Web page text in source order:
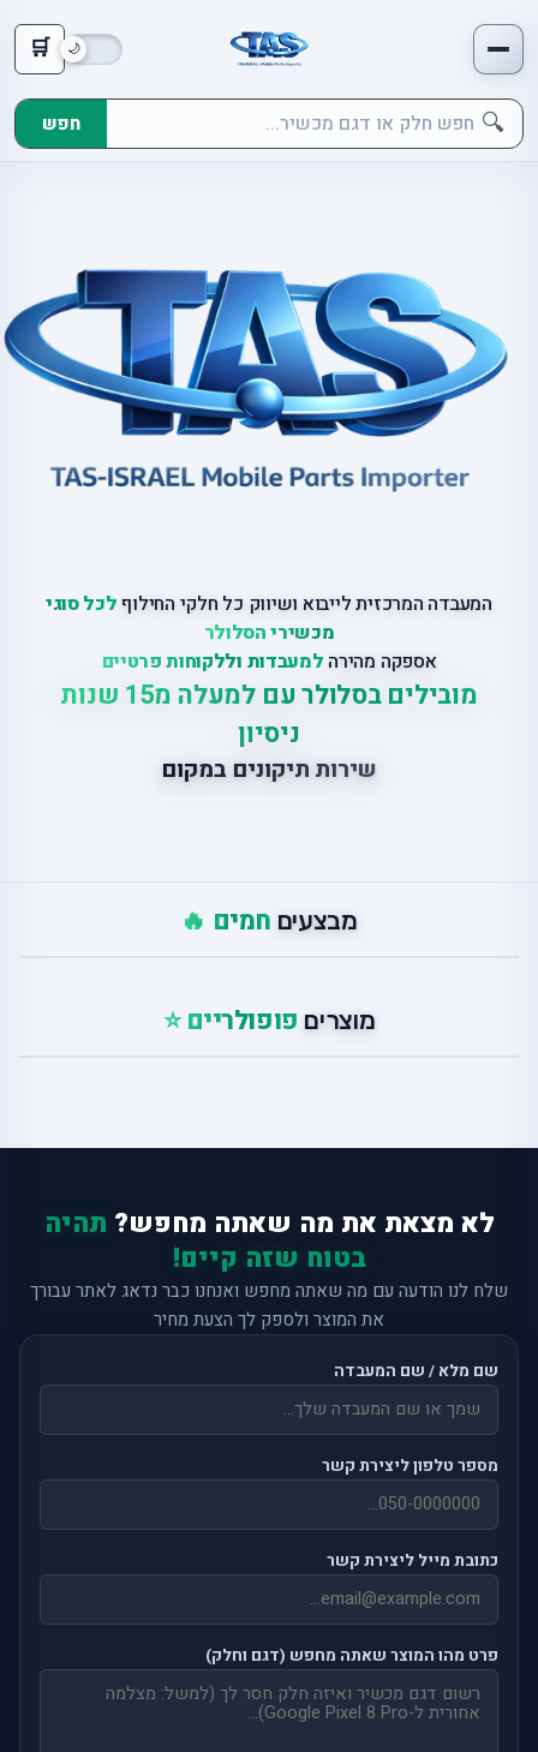
🛒
🔍 חפש
המעבדה המרכזית לייבוא ושיווק כל חלקי החילוףלכל סוגי
מכשירי הסלולר
אספקה מהירה למעבדות וללקוחות פרטיים
מובילים בסלולר עם למעלה מ15 שנות
ניסיון
שירות תיקונים במקום
מבצעים חמים 🔥
מוצרים פופולריים ⭐
לא מצאת את מה שאתה מחפש? תהיה
בטוח שזה קיים!
שלח לנו הודעה עם מה שאתה מחפש ואנחנו כבר נדאג לאתר עבורך
את המוצר ולספק לך הצעת מחיר
שם מלא / שם המעבדה
מספר טלפון ליצירת קשר
כתובת מייל ליצירת קשר
פרט מהו המוצר שאתה מחפש (דגם וחלק)